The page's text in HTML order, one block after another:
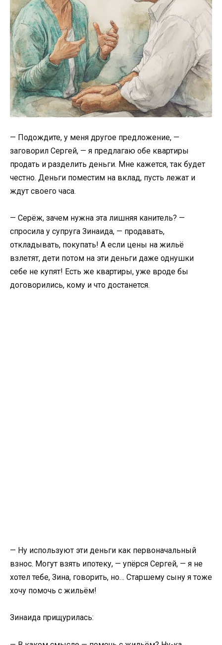
— Подождите, у меня другое предложение, —
заговорил Сергей, — я предлагаю обе квартиры
продать и разделить деньги. Мне кажется, так будет
честно. Деньги поместим на вклад, пусть лежат и
ждут своего часа.
— Серёж, зачем нужна эта лишняя канитель? —
спросила у супруга Зинаида, — продавать,
откладывать, покупать! А если цены на жильё
взлетят, дети потом на эти деньги даже однушки
себе не купят! Есть же квартиры, уже вроде бы
договорились, кому и что достанется.
— Ну используют эти деньги как первоначальный
взнос. Могут взять ипотеку, — упёрся Сергей, — я не
хотел тебе, Зина, говорить, но… Старшему сыну я тоже
хочу помочь с жильём!
Зинаида прищурилась: